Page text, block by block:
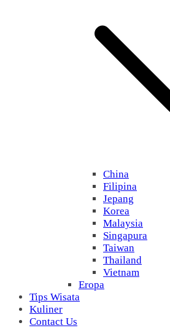
China
Filipina
Jepang
Korea
Malaysia
Singapura
Taiwan
Thailand
Vietnam
Eropa
Tips Wisata
Kuliner
Contact Us